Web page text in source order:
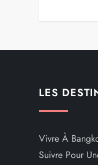
LES
Vivre À
Suivre Pour